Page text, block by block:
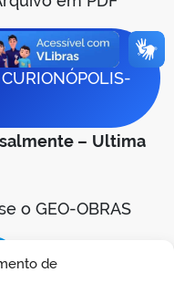
de
SEDE DA
– Ultima
o GEO-OBRAS